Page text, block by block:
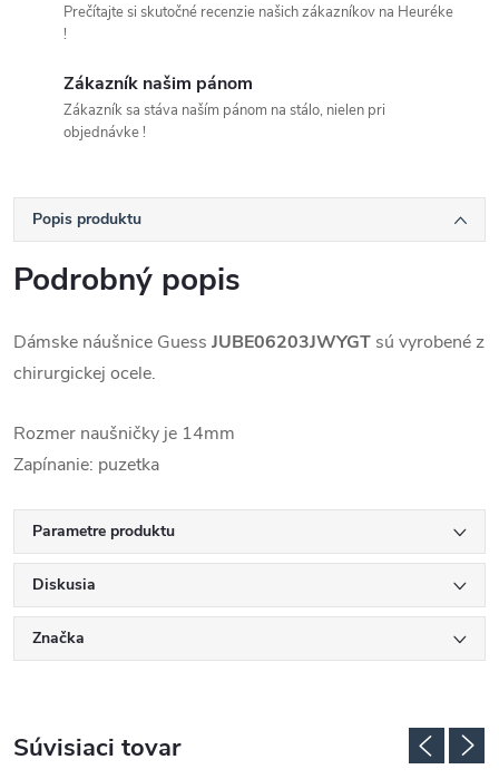
Prečítajte si skutočné recenzie našich zákazníkov na Heuréke
!
Zákazník našim pánom
Zákazník sa stáva naším pánom na stálo, nielen pri
objednávke !
Popis produktu
Podrobný popis
Dámske náušnice Guess JUBE06203JWYGT sú vyrobenéz
chirurgickej ocele.
Rozmer naušničky je 14mm
Zapínanie: puzetka
Parametre produktu
Diskusia
Značka
Súvisiaci tovar